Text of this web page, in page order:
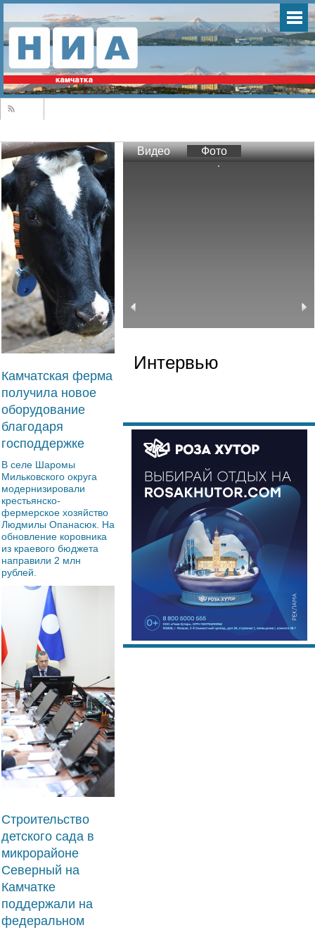
Камчатская ферма
получила новое
оборудование
благодаря
господдержке
В селе Шаромы
Мильковского округа
модернизировали
крестьянско-
фермерское хозяйство
Людмилы Опанасюк. На
обновление коровника
из краевого бюджета
направили 2 млн
рублей.
Строительство
детского сада в
микрорайоне
Северный на
Камчатке
поддержали на
федеральном
Видео Фото
Интервью